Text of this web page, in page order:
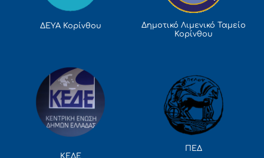
ΔΕΥΑ Κορίνθου
Δημοτικό Λιμενικό Ταμείο
Κορίνθου
ΚΕΔΕ
ΠΕΔ